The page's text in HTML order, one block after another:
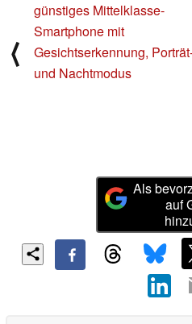
⟨
günstiges Mittelklasse-
Smartphone mit
Gesichtserkennung,
und Nachtmodus
Als
auf